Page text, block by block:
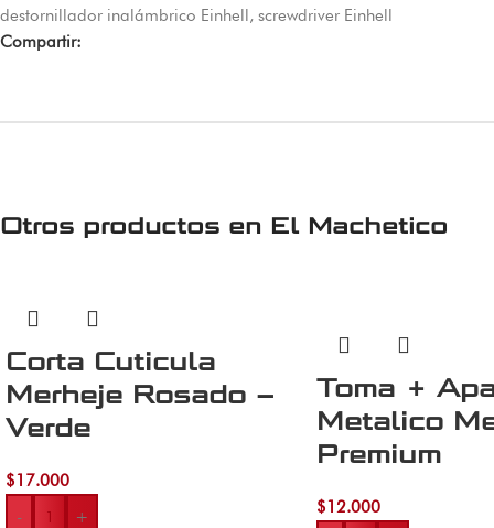
destornillador inalámbrico Einhell, screwdriver Einhell
Compartir:
Otros productos en El Machetico
Corta Cuticula
Merheje Rosado –
Verde
$17.000
-
+
Toma +
Metalico
Premium
$12.000